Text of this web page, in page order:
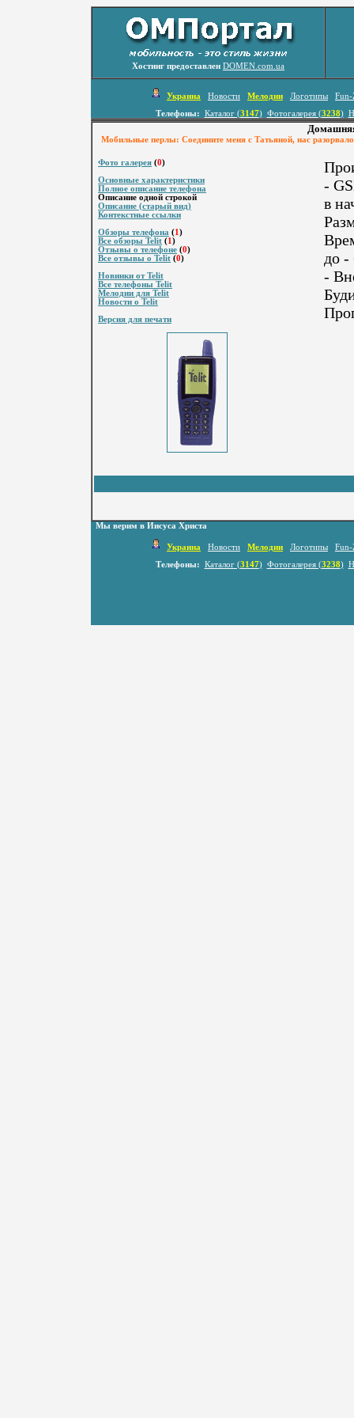
Хостинг предоставлен DOMEN.com.ua
Украина Новости Мелодии Логотипы
Fun-
Телефоны:
Каталог (3147) Фотогалерея (3238)
Мобильные перлы: Соедините меня с Татьяной, нас
Фото галерея (0)
Основные характеристики
Полное описание телефона
Описание одной строкой
Описание (старый вид)
Контекстные ссылки
Обзоры телефона (1 )
Все обзоры Telit (1 )
Отзывы о телефоне (0)
Все отзывы о Telit (0)
Новинки от Telit
Все телефоны Telit
Мелодии для Telit
Новости о Telit
Версия для печати
-
в
до
-
Мы верим в Иисуса Христа
Украина Новости Мелодии Логотипы
Fun-
Телефоны:
Каталог (3147) Фотогалерея (3238)